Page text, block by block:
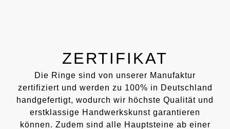
ZERTIFIKAT
Die Ringe sind von unserer Manufaktur
zertifiziert und werden zu 100% in Deutschland
handgefertigt, wodurch wir höchste Qualität und
erstklassige Handwerkskunst garantieren
können. Zudem sind alle Hauptsteine ab einer